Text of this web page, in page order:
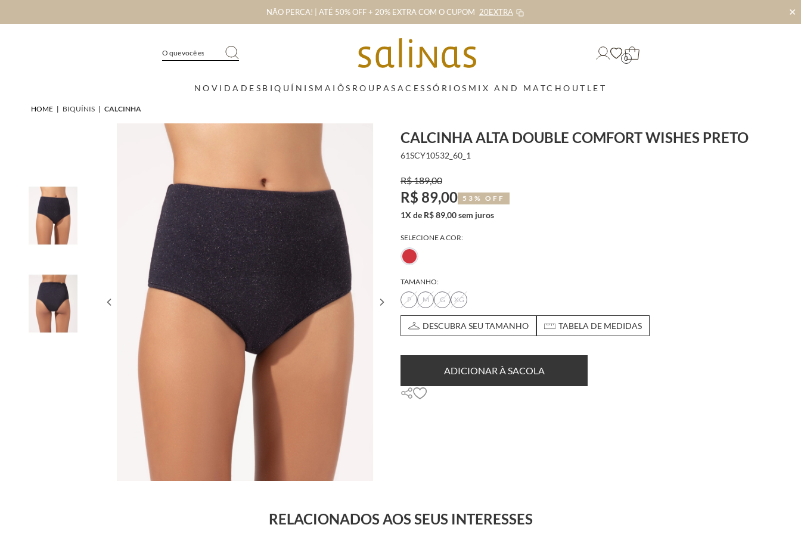
NÃO PERCA! | ATÉ 50% OFF + 20% EXTRA COM O CUPOM 20EXTRA ✕
0
NOVIDADES BIQUÍNIS MAIÔS ROUPAS ACESSÓRIOS MIX AND MATCHOUTLET
HOME | BIQUÍNIS | CALCINHA
CALCINHA ALTA DOUBLE COMFORT WISHES PRETO
61SCY10532_60_1
R$ 189,00
R$ 89,00 53% OFF
1X de R$ 89,00 sem juros
SELECIONE A COR:
TAMANHO:
P
M G XG
DESCUBRA SEU TAMANHO TABELA DE MEDIDAS
ADICIONAR À SACOLA
RELACIONADOS AOS SEUS INTERESSES